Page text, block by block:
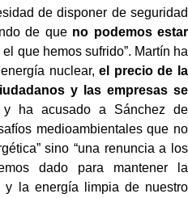
de disponer de seguridad
de queno podemos estar
el que hemos sufrido”. Martín ha
nuclear,el precio de la
y las empresas se
y ha acusado a Sánchez de
medioambientales que no
sino “una renuncia a los
dado para mantener la
y la energía limpia de nuestro